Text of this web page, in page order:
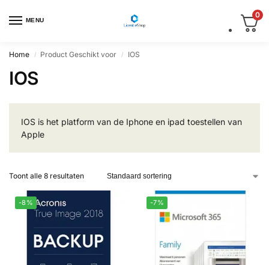
MENU
0
Home / Product Geschikt voor / IOS
IOS
IOS is het platform van de Iphone en ipad toestellen van
Apple
Toont alle 8 resultaten
-8% -7%